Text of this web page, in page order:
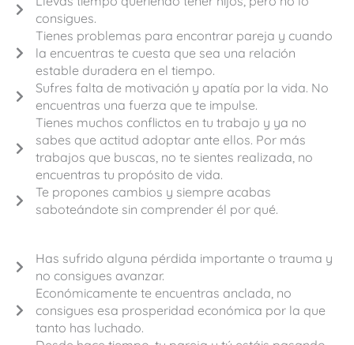
consigues.
Tienes problemas para encontrar pareja y cuando
la encuentras te cuesta que sea una relación
estable duradera en el tiempo.
Sufres falta de motivación y apatía por la vida. No
encuentras una fuerza que te impulse.
Tienes muchos conflictos en tu trabajo y ya no
sabes que actitud adoptar ante ellos. Por más
trabajos que buscas, no te sientes realizada, no
encuentras tu propósito de vida.
Te propones cambios y siempre acabas
saboteándote sin comprender él por qué.
Has sufrido alguna pérdida importante o trauma y
no consigues avanzar.
Económicamente te encuentras anclada, no
consigues esa prosperidad económica por la que
tanto has luchado.